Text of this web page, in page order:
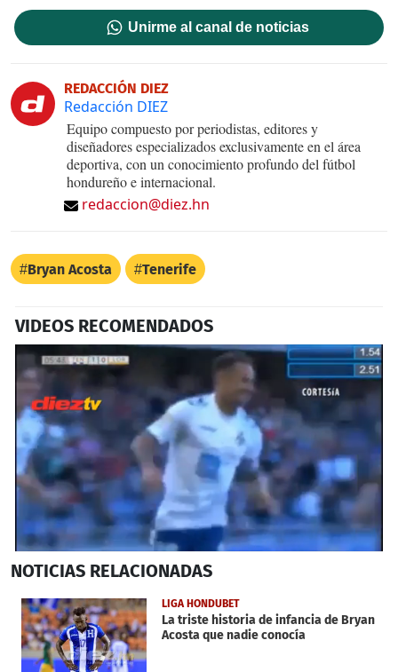
Unirme al canal de noticias
REDACCIÓN DIEZ
Redacción DIEZ
Equipo compuesto por periodistas, editores y
diseñadores especializados exclusivamente en el área
deportiva, con un conocimiento profundo del fútbol
hondureño e internacional.
redaccion@diez.hn
Bryan Acosta Tenerife
VIDEOS RECOMENDADOS
seconds
39
seconds
NOTICIAS RELACIONADAS
LIGA HONDUBET
La triste historia de infancia de Bryan
Acosta que nadie conocía